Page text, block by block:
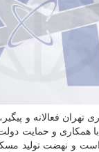
فعالانه و
با همکاری و حمایت
و نهضت تولید